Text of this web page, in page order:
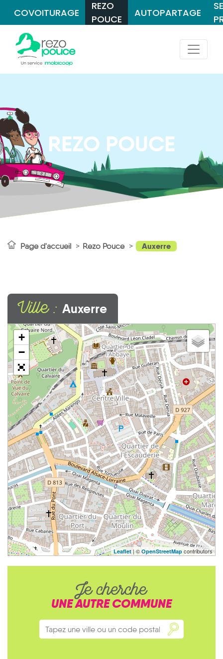
COVOITURAGE
REZO
POUCE
AUTOPARTAGE
REZO POUCE
Page d'accueil Rezo Pouce Auxerre
Ville : Auxerre
+
−
Leaflet| ©OpenStreetMap contributors
Je cherche
UNE AUTRE COMMUNE